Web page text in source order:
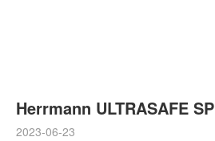
Herrmann ULTRASAFE SP
2023-06-23